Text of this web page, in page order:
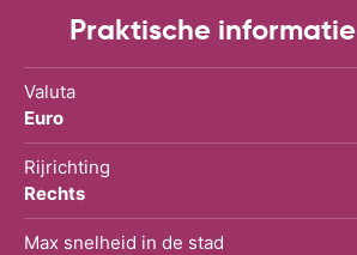
Praktische informatie
Valuta
Euro
Rijrichting
Rechts
Max snelheid in de stad